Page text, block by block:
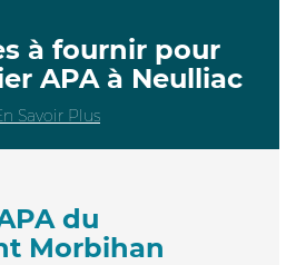
à fournir pour
APA à Neulliac
Savoir Plus
du
Morbihan